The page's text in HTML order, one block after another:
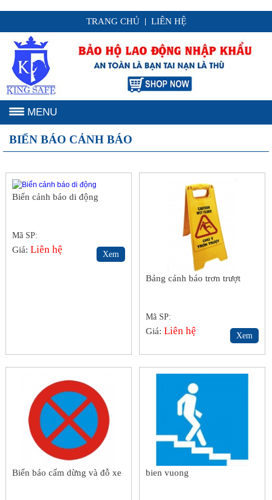
TRANG CHỦ LIÊN HỆ
MENU
BIỂN BÁO CẢNH BÁO
Biển cảnh báo di động
Mã SP:
Giá:Liên hệ Xem
Bảng cảnh báo trơn trượt
Mã SP:
Giá:Liên hệ Xem
Biển báo cấm dừng và đỗ xe bien vuong